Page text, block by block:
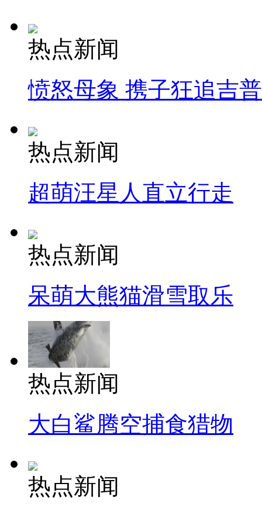
热点新闻
愤怒母象 携子狂追吉
热点新闻
超萌汪星人直立行走
热点新闻
呆萌大熊猫滑雪取乐
热点新闻
大白鲨腾空捕食猎物
热点新闻